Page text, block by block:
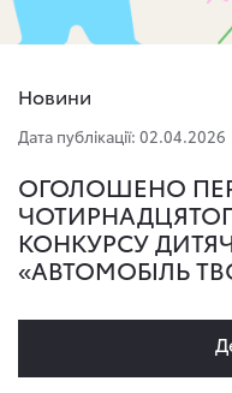
Новини
Дата публікації: 02.04.2026
ОГОЛОШЕНО
КОНКУРСУ
«АВТОМОБІЛЬ